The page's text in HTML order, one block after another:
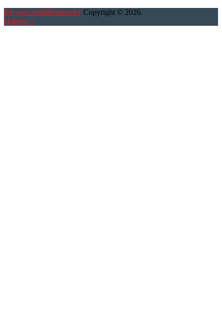
РесурсСтройКомплект Copyright © 2026.
Наверх ↑